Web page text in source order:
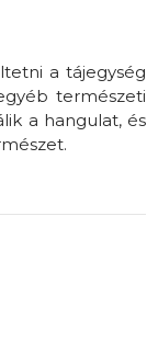
a tájegység
természeti
a hangulat, és